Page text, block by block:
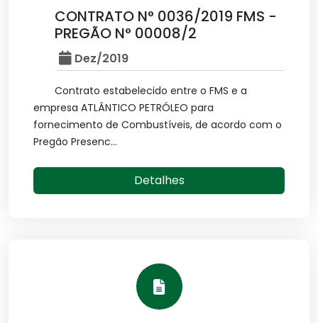
CONTRATO N° 0036/2019 FMS -
PREGÃO N° 00008/2
Dez/2019
Contrato estabelecido entre o FMS e a
empresa ATLÂNTICO PETRÓLEO para
fornecimento de Combustíveis, de acordo com o
Pregão Presenc...
Detalhes